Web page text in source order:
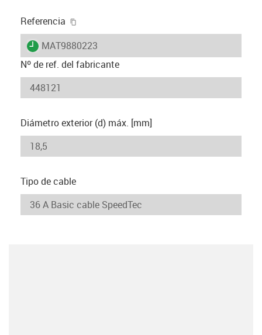
Referencia
igus-icon-lieferzeit
MAT9880223
Nº de ref. del fabricante
Diámetro exterior (d) máx. [mm]
Tipo de cable